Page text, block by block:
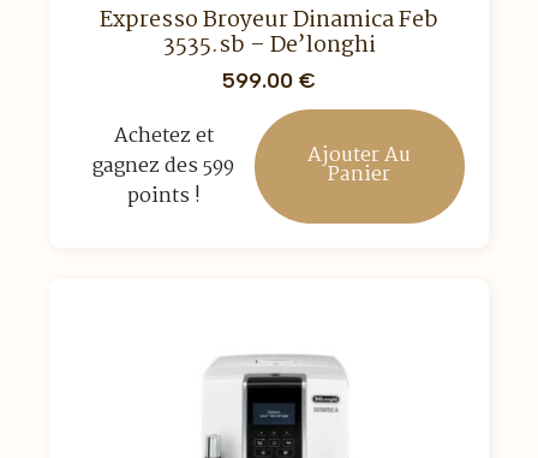
Expresso Broyeur Dinamica Feb
3535.sb – De’longhi
599.00 €
Achetez et
gagnez des 599
points !
Ajouter Au
Panier